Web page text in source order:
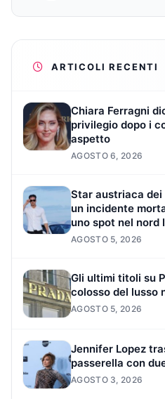
ARTICOLI RECENTI
Chiara Ferragni
privilegio dopo i
aspetto
AGOSTO 6, 2026
Star austriaca
un incidente
uno spot nel nord
AGOSTO 5, 2026
Gli ultimi titoli su
colosso del lusso
AGOSTO 5, 2026
Jennifer Lopez
passerella con
AGOSTO 3, 2026